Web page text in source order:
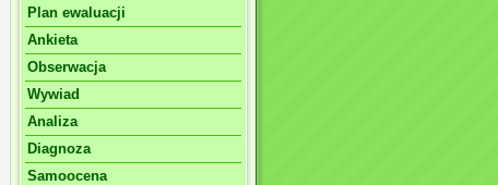
Plan ewaluacji
Ankieta
Obserwacja
Wywiad
Analiza
Diagnoza
Samoocena